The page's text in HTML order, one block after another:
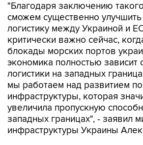
"Благодаря заключению
сможем существенно улучшить
логистику между Украиной и
критически важно сейчас,
блокады морских портов
экономика полностью зависит
логистики на западных
мы работаем над развитием
инфраструктуры, которая
увеличила пропускную
западных границах", - заявил
инфраструктуры Украины